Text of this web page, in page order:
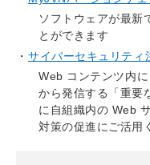
ソフトウェアが最新
とができます
サイバーセキュリティ
Web コンテンツ内
から発信する「重要
に自組織内の Web
対策の促進にご活用